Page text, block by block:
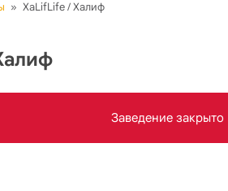
» XaLifLife / Халиф
Заведение закрыто